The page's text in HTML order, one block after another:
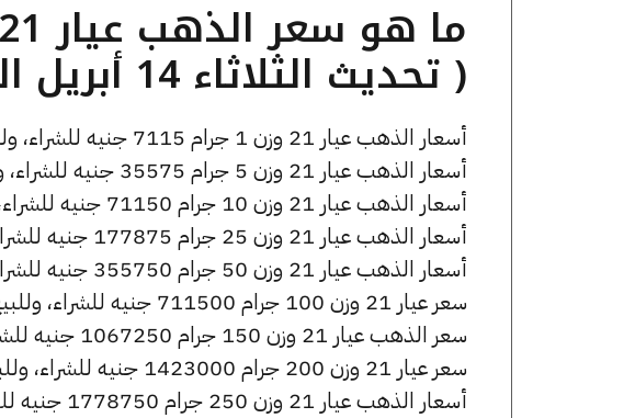
( تحديث الثلاثاء 14 أبريل الساعة 10:05 مساءً )
أسعار الذهب عيار 21 وزن 1 جرام 7115 جنيه للشراء، وللبيع 7185 جنيه.
أسعار الذهب عيار 21 وزن 5 جرام 35575 جنيه للشراء، وللبيع 35925 جنيه.
أسعار الذهب عيار 21 وزن 10 جرام 71150 جنيه للشراء، وللبيع 71850 جنيه.
أسعار الذهب عيار 21 وزن 25 جرام 177875 جنيه للشراء، وللبيع 179625 جنيه.
أسعار الذهب عيار 21 وزن 50 جرام 355750 جنيه للشراء، وللبيع 359250 جنيه.
سعر عيار 21 وزن 100 جرام 711500 جنيه للشراء، وللبيع 718500 جنيه.
سعر الذهب عيار 21 وزن 150 جرام 1067250 جنيه للشراء، وللبيع 1077750 جنيه.
سعر عيار 21 وزن 200 جرام 1423000 جنيه للشراء، وللبيع 1437000 جنيه.
أسعار الذهب عيار 21 وزن 250 جرام 1778750 جنيه للشراء، وللبيع 1796250 جنيه.